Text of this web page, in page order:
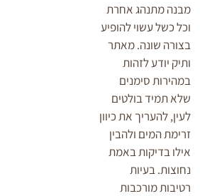
מבנה מתנהג אחרת
וכל כשל עשוי להופיע
בצורה שונה. מאתר
ותיק יודע לזהות
במהירות סימנים
שלא תמיד בולטים
לעין, להעריך את כיוון
זרימת המים ולהבין
אילו בדיקות באמת
נחוצות. בעיות
רטיבות מורכבות